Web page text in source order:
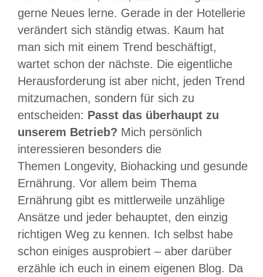
gerne Neues lerne. Gerade in der Hotellerie
verändert sich ständig etwas. Kaum hat
man sich mit einem Trend beschäftigt,
wartet schon der nächste. Die eigentliche
Herausforderung ist aber nicht, jeden Trend
mitzumachen, sondern für sich zu
entscheiden: Passt das überhaupt zu
unserem Betrieb? Mich persönlich
interessieren besonders die
Themen Longevity, Biohacking und gesunde
Ernährung. Vor allem beim Thema
Ernährung gibt es mittlerweile unzählige
Ansätze und jeder behauptet, den einzig
richtigen Weg zu kennen. Ich selbst habe
schon einiges ausprobiert – aber darüber
erzähle ich euch in einem eigenen Blog. Da